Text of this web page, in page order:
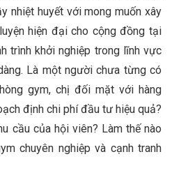
nhiệt huyết với mong muốn xây
hiện đại cho cộng đồng tại
trình khởi nghiệp trong lĩnh vực
Là một người chưa từng có
gym, chị đối mặt với hàng
định chi phí đầu tư hiệu quả?
cầu của hội viên? Làm thế nào
chuyên nghiệp và cạnh tranh